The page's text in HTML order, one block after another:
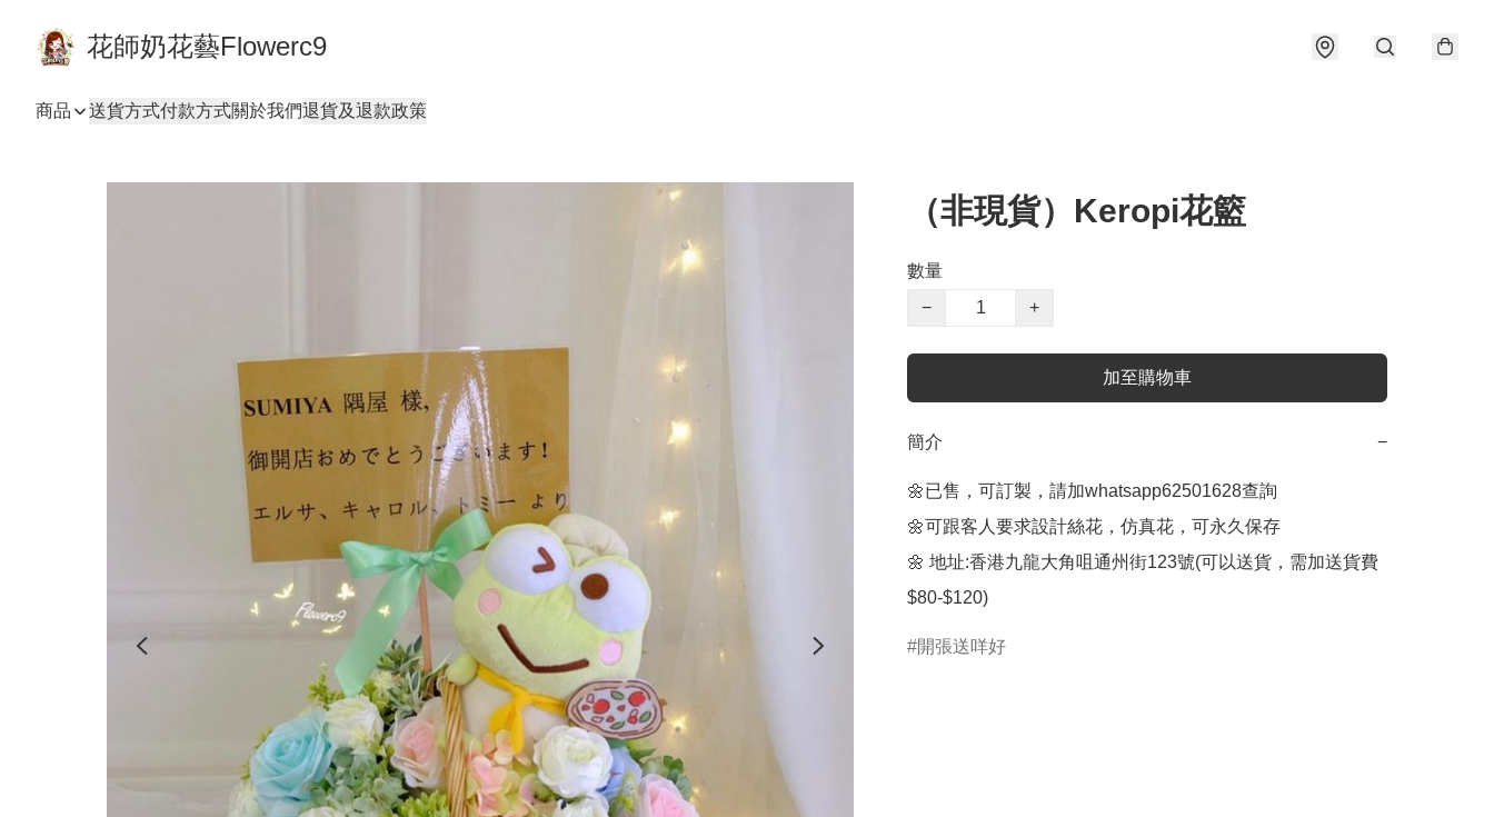
花師奶花藝Flowerc9
商品 送貨方式付款方式關於我們退貨及退款政策
（非現貨）Keropi花籃
數量
−
+
加至購物車
簡介 −
🌼已售，可訂製，請加whatsapp62501628查詢
🌼可跟客人要求設計絲花，仿真花，可永久保存
🌼 地址:香港九龍大角咀通州街123號(可以送貨，需加送貨費
$80-$120)
開張送咩好